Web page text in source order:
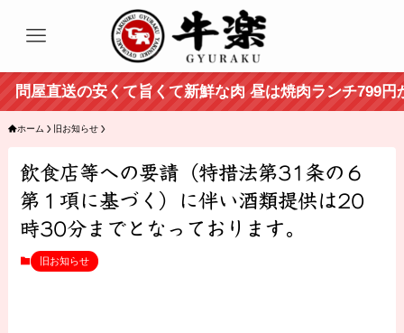
屋直送の安くて旨くて新鮮な肉 昼は焼肉ランチ799円
ホーム 旧お知らせ
飲食店等への要請（特措法第31条の６
第１項に基づく）に伴い酒類提供は20
時30分までとなっております。
旧お知らせ